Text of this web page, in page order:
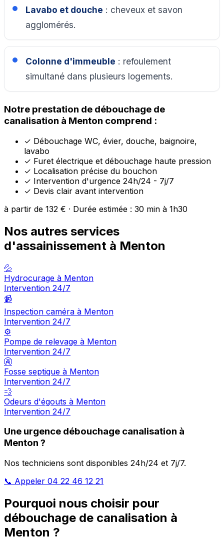
Lavabo et douche : cheveux et savon
agglomérés.
Colonne d'immeuble : refoulement
simultané dans plusieurs logements.
Notre prestation de débouchage de
canalisation à Menton comprend :
✓ Débouchage WC, évier, douche, baignoire,
lavabo
✓ Furet électrique et débouchage haute pression
✓ Localisation précise du bouchon
✓ Intervention d'urgence 24h/24 - 7j/7
✓ Devis clair avant intervention
à partir de 132 € · Durée estimée : 30 min à 1h30
Nos autres services
d'assainissement à Menton
💦
Hydrocurage à Menton
Intervention 24/7
📹
Inspection caméra à Menton
Intervention 24/7
⚙️
Pompe de relevage à Menton
Intervention 24/7
🚱
Fosse septique à Menton
Intervention 24/7
💨
Odeurs d'égouts à Menton
Intervention 24/7
Une urgence débouchage canalisation à
Menton ?
Nos techniciens sont disponibles 24h/24 et 7j/7.
📞 Appeler 04 22 46 12 21
Pourquoi nous choisir pour
débouchage de canalisation à
Menton ?